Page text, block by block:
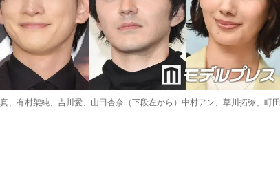
、有村架純、吉川愛、山田杏奈（下段左から）中村アン、草川拓弥、町田